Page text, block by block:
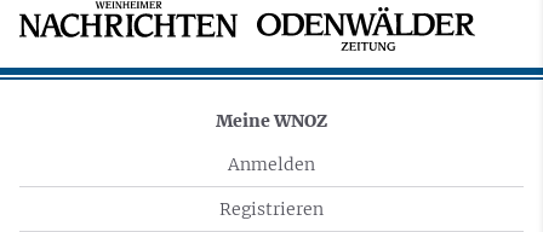
Meine WNOZ
Anmelden
Registrieren